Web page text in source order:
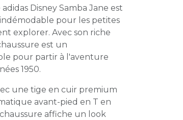
Disney Samba Jane est
pour les petites
explorer. Avec son riche
est un
pour partir à l'aventure
1950.
une tige en cuir premium
avant-pied en T en
affiche un look